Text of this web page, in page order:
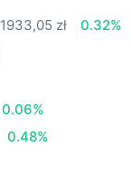
1933,05 zł
0.32%
0.06%
0.48%